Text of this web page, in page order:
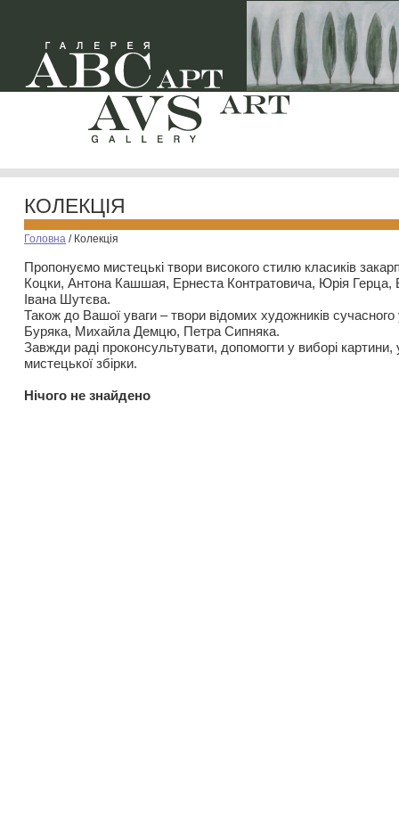
КОЛЕКЦІЯ
Головна / Колекція
Пропонуємо мистецькі твори високого стилю класиків
Коцки, Антона Кашшая, Ернеста Контратовича, Юрія
Івана Шутєва.
Також до Вашої уваги – твори відомих художників
Буряка, Михайла Демцю, Петра Сипняка.
Завжди раді проконсультувати, допомогти у виборі картини,
мистецької збірки.
Нiчого не знайдено